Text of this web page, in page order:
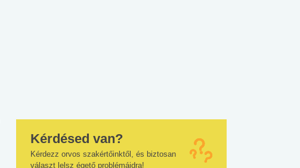
Kérdésed van?
Kérdezz orvos szakértőinktől, és biztosan
választ lelsz égető problémáidra!